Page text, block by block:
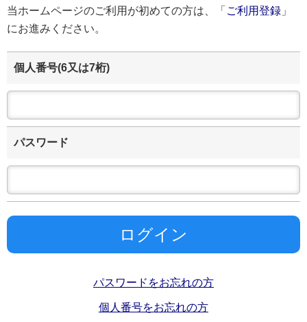
当ホームページのご利用が初めての方は、「 ご利用登録 」
にお進みください。
個人番号(6又は7桁)
パスワード
パスワードをお忘れの方
個人番号をお忘れの方